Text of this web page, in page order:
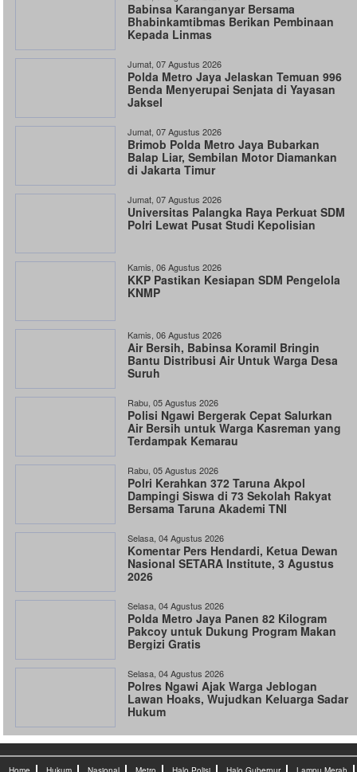
Babinsa Karanganyar Bersama
Bhabinkamtibmas Berikan Pembinaan
Kepada Linmas
Jumat, 07 Agustus 2026
Polda Metro Jaya Jelaskan Temuan 996
Benda Menyerupai Senjata di Yayasan
Jaksel
Jumat, 07 Agustus 2026
Brimob Polda Metro Jaya Bubarkan
Balap Liar, Sembilan Motor Diamankan
di Jakarta Timur
Jumat, 07 Agustus 2026
Universitas Palangka Raya Perkuat SDM
Polri Lewat Pusat Studi Kepolisian
Kamis, 06 Agustus 2026
KKP Pastikan Kesiapan SDM Pengelola
KNMP
Kamis, 06 Agustus 2026
Air Bersih, Babinsa Koramil Bringin
Bantu Distribusi Air Untuk Warga Desa
Suruh
Rabu, 05 Agustus 2026
Polisi Ngawi Bergerak Cepat Salurkan
Air Bersih untuk Warga Kasreman yang
Terdampak Kemarau
Rabu, 05 Agustus 2026
Polri Kerahkan 372 Taruna Akpol
Dampingi Siswa di 73 Sekolah Rakyat
Bersama Taruna Akademi TNI
Selasa, 04 Agustus 2026
Komentar Pers Hendardi, Ketua Dewan
Nasional SETARA Institute, 3 Agustus
2026
Selasa, 04 Agustus 2026
Polda Metro Jaya Panen 82 Kilogram
Pakcoy untuk Dukung Program Makan
Bergizi Gratis
Selasa, 04 Agustus 2026
Polres Ngawi Ajak Warga Jeblogan
Lawan Hoaks, Wujudkan Keluarga Sadar
Hukum